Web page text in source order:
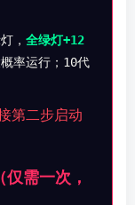
， 全绿灯+12
率运行；10代
第二步启动
需一次，